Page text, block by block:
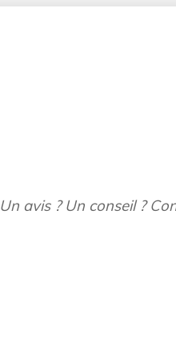
Un avis ? Un conseil ?